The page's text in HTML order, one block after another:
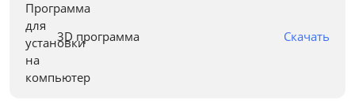
3D программа Скачать